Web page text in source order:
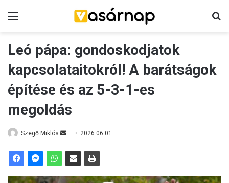
Leó pápa: gondoskodjatok
kapcsolataitokról! A barátságok
építése és az 5-3-1-es
megoldás
Szegő Miklós
n
2026.06.01.